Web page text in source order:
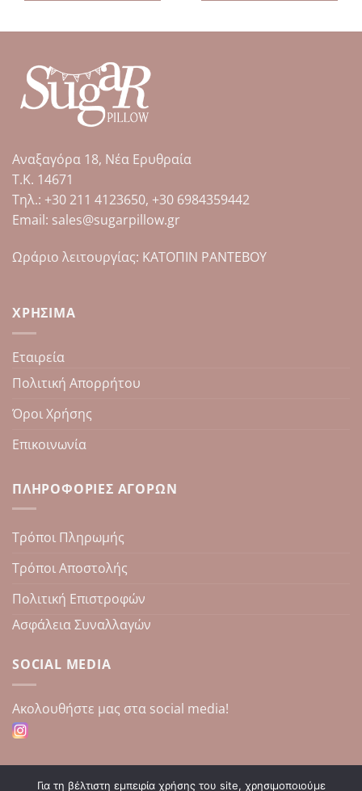
Αναξαγόρα 18, Νέα Ερυθραία
Τ.Κ. 14671
Tηλ.: +30 211 4123650, +30 6984359442
Email: sales@sugarpillow.gr
Ωράριο λειτουργίας: ΚΑΤΟΠΙΝ ΡΑΝΤΕΒΟΥ
ΧΡΉΣΙΜΑ
Εταιρεία
Πολιτική Απορρήτου
Όροι Χρήσης
Επικοινωνία
ΠΛΗΡΟΦΟΡΊΕΣ ΑΓΟΡΏΝ
Τρόποι Πληρωμής
Τρόποι Αποστολής
Πολιτική Επιστροφών
Ασφάλεια Συναλλαγών
SOCIAL MEDIA
Aκολουθήστε μας στα social media!
Για τη βέλτιστη εμπειρία χρήσης του site, χρησιμοποιούμε